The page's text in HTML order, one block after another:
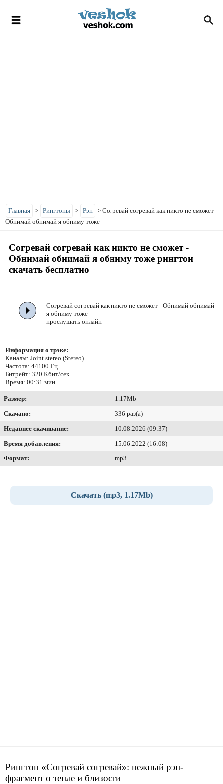
Главная > Рингтоны > Рэп > Согревай согревай как никто не сможет -
Обнимай обнимай я обниму тоже
Согревай согревай как никто не сможет -
Обнимай обнимай я обниму тоже рингтон
скачать бесплатно
Согревай согревай как никто не сможет - Обнимай обнимай
я обниму тоже
прослушать онлайн
Информация о трэке:
Каналы: Joint stereo (Stereo)
Частота: 44100 Гц
Битрейт: 320 Кбит/сек.
Время: 00:31 мин
Размер:
1.17Mb
Скачано:
336 раз(а)
Недавнее скачивание:
10.08.2026 (09:37)
Время добавления:
15.06.2022 (16:08)
Формат:
mp3
Скачать (mp3, 1.17Mb)
Рингтон «Согревай согревай»: нежный рэп-
фрагмент о тепле и близости